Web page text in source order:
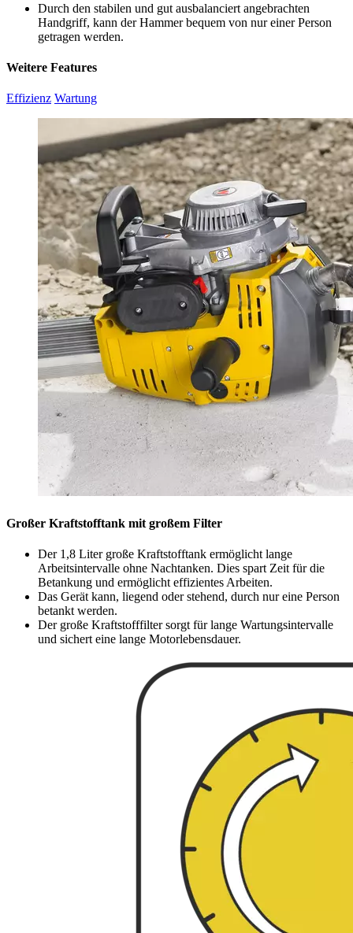
Durch den stabilen und gut ausbalanciert angebrachten
Handgriff, kann der Hammer bequem von nur einer Person
getragen werden.
Weitere Features
Effizienz Wartung
Großer Kraftstofftank mit großem Filter
Der 1,8 Liter große Kraftstofftank ermöglicht lange
Arbeitsintervalle ohne Nachtanken. Dies spart Zeit für die
Betankung und ermöglicht effizientes Arbeiten.
Das Gerät kann, liegend oder stehend, durch nur eine Person
betankt werden.
Der große Kraftstofffilter sorgt für lange Wartungsintervalle
und sichert eine lange Motorlebensdauer.